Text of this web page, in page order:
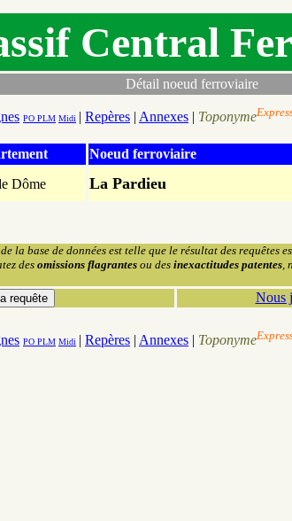
Central
Détail noeud ferroviaire
PO PLM Midi | Repères | Annexes | Toponyme
Noeud ferroviaire
Dôme La Pardieu
la base de données est telle que le résultat des requêtes
des omissions flagrantes ou des inexactitudes patentes,
Nous
PO PLM Midi | Repères | Annexes | Toponyme